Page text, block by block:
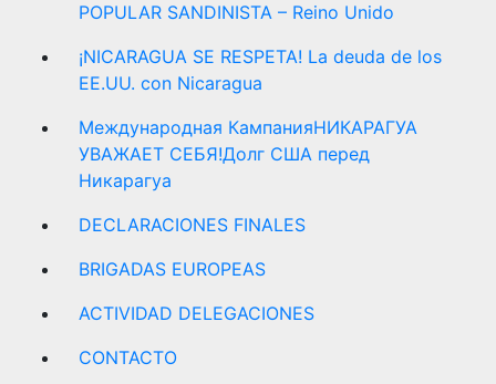
POPULAR SANDINISTA – Reino Unido
¡NICARAGUA SE RESPETA! La deuda de los
EE.UU. con Nicaragua
Международная КампанияНИКАРАГУА
УВАЖАЕТ СЕБЯ!Долг США перед
Никарагуа
DECLARACIONES FINALES
BRIGADAS EUROPEAS
ACTIVIDAD DELEGACIONES
CONTACTO